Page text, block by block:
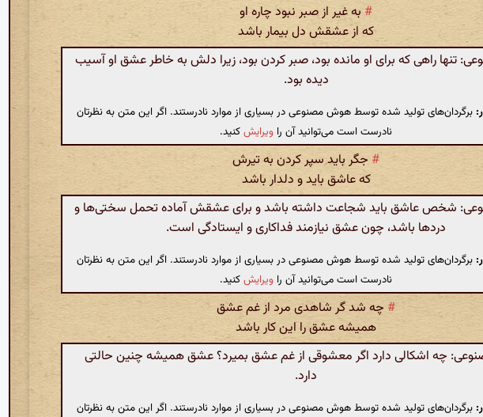
# به غیر از صبر نبود چاره او
که از عشقش دل بیمار باشد
تنها راهی که برای او مانده بود، صبر کردن بود، زیرا دلش به خاطر عشق او آسیب
دیده بود.
برگردان‌های تولید شده توسط هوش مصنوعی در بسیاری از موارد نادرستند. اگر این متن به نظرتان
نادرست است می‌توانید آن را ویرایشکنید.
# جگر باید سپر کردن به تیرش
که عاشق باید و دلدار باشد
شخص عاشق باید شجاعت داشته باشد و برای عشقش آماده تحمل سختی‌ها و
دردها باشد، چون عشق نیازمند فداکاری و ایستادگی است.
برگردان‌های تولید شده توسط هوش مصنوعی در بسیاری از موارد نادرستند. اگر این متن به نظرتان
نادرست است می‌توانید آن را ویرایشکنید.
# چه شد گر شاهدی مرد از غم عشق
همیشه عشق را این کار باشد
چه اشکالی دارد اگر معشوقی از غم عشق بمیرد؟ عشق همیشه چنین حالتی
دارد.
برگردان‌های تولید شده توسط هوش مصنوعی در بسیاری از موارد نادرستند. اگر این متن به نظرتان